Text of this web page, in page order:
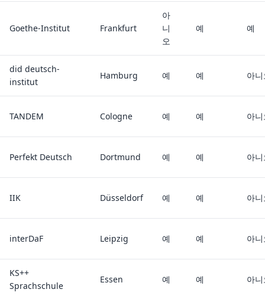
Goethe-Institut Frankfurt
아
니
오
예 예
did deutsch-
institut
Hamburg 예 예 아
TANDEM Cologne 예 예 아
Perfekt Deutsch Dortmund 예 예 아
IIK Düsseldorf 예 예 아
interDaF Leipzig 예 예 아
KS++
Sprachschule
Essen 예 예 아